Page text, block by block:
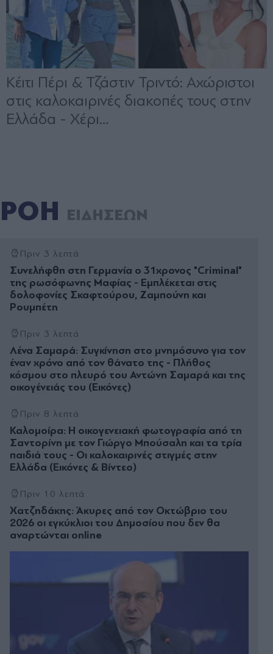
ΡΟΗ ΕΙΔΗΣΕΩΝ
Πριν 3 λεπτά
Συνελήφθη στη Γερμανία ο 31χρονος "Criminal"
της ρωσόφωνης Μαφίας - Εμπλέκεται στις
δολοφονίες Σκαφτούρου, Ζαμπούνη και
Ρουμπέτη
Πριν 3 λεπτά
Λένα Σαμαρά: Συγκίνηση στο μνημόσυνο για τον
έναν χρόνο από τον θάνατο της - Πλήθος
κόσμου στο πλευρό του Αντώνη Σαμαρά και της
οικογένειάς του (Εικόνες)
Πριν 8 λεπτά
Καλομοίρα: Η οικογενειακή φωτογραφία από τη
Σαντορίνη με τον Γιώργο Μπούσαλη και τα τρία
παιδιά τους - Οι καλοκαιρινές στιγμές στην
Ελλάδα (Εικόνες & Βίντεο)
Πριν 10 λεπτά
Χατζηδάκης: Άκυρες από τον Οκτώβριο του
2026 οι εγκύκλιοι του Δημοσίου που δεν θα
αναρτώνται online